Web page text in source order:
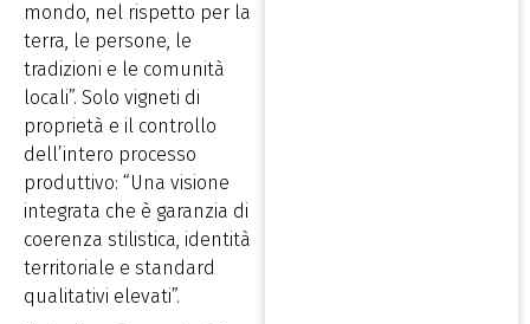
mondo, nel rispetto per la
terra, le persone, le
tradizioni e le comunità
locali”. Solo vigneti di
proprietà e il controllo
dell’intero processo
produttivo: “Una visione
integrata che è garanzia di
coerenza stilistica, identità
territoriale e standard
qualitativi elevati”.